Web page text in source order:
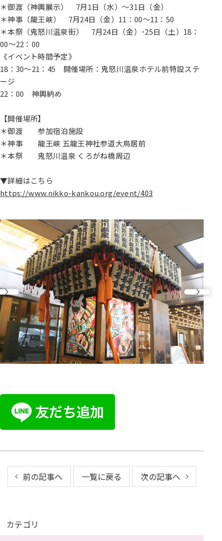
＊御渡（神輿展示） 7月1日（水）～31日（金）
＊神事（龍王峡） 7月24日（金）11：00～11：50
＊本祭（鬼怒川温泉街） 7月24日（金）･25日（土）18：
00～22：00
《イベント時間予定》
18：30～21：45 開催場所：鬼怒川温泉ホテル前特設ステ
ージ
22：00 神輿納め
【開催場所】
＊御渡 参加宿泊施設
＊神事 龍王峡 五龍王神社参道大鳥居前
＊本祭 鬼怒川温泉 くろがね橋周辺
▼詳細はこちら
https://www.nikko-kankou.org/event/403
前の記事へ 一覧に戻る 次の記事へ
カテゴリ